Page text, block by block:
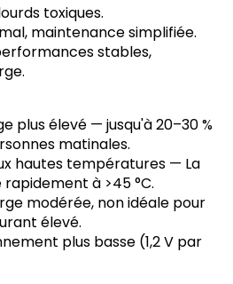
toxiques.
maintenance simplifiée.
stables,
plus élevé — jusqu'à 20–30 %
matinales.
hautes températures — La
à >45°C.
modérée, non idéale pour
élevé.
plus basse (1,2 V par